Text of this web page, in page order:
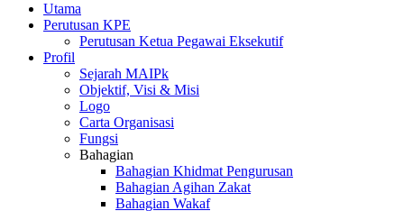
Utama
Perutusan KPE
Perutusan Ketua Pegawai Eksekutif
Profil
Sejarah MAIPk
Objektif, Visi & Misi
Logo
Carta Organisasi
Fungsi
Bahagian
Bahagian Khidmat Pengurusan
Bahagian Agihan Zakat
Bahagian Wakaf